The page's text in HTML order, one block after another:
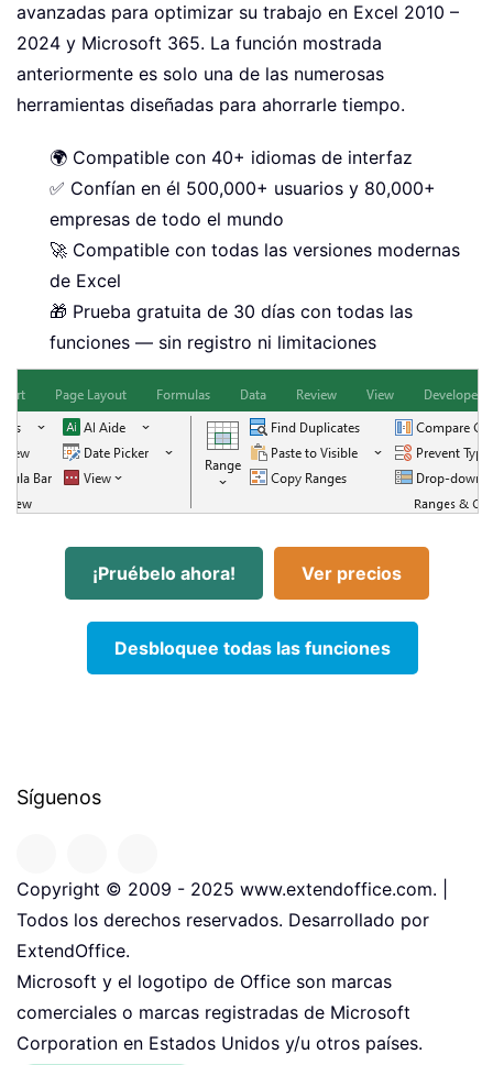
avanzadas para optimizar su trabajo en Excel 2010 –
2024 y Microsoft 365. La función mostrada
anteriormente es solo una de las numerosas
herramientas diseñadas para ahorrarle tiempo.
🌍 Compatible con 40+ idiomas de interfaz
✅ Confían en él 500,000+ usuarios y 80,000+
empresas de todo el mundo
🚀 Compatible con todas las versiones modernas
de Excel
🎁 Prueba gratuita de 30 días con todas las
funciones — sin registro ni limitaciones
¡Pruébelo ahora! Ver precios
Desbloquee todas las funciones
Síguenos
Copyright © 2009 - 2025 www.extendoffice.com. |
Todos los derechos reservados. Desarrollado por
ExtendOffice.
Microsoft y el logotipo de Office son marcas
comerciales o marcas registradas de Microsoft
Corporation en Estados Unidos y/u otros países.